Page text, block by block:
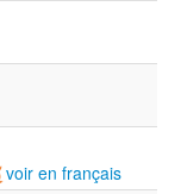
voir en français